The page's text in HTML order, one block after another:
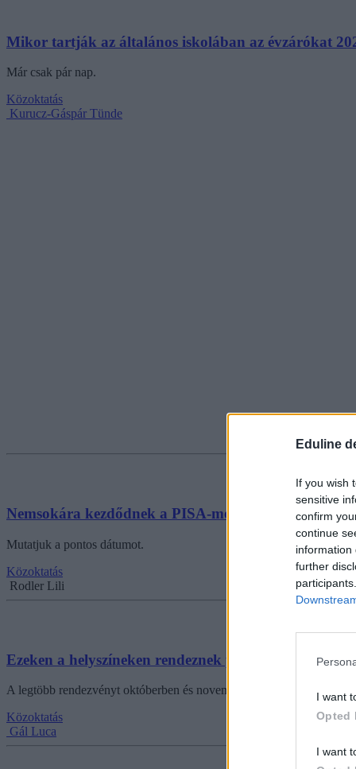
Eduline
If you wish
sensitive
confirm
continue
information
further
I want
Opted
I want
Mikor tartják az általános iskolában az évzárókat
Már csak pár nap.
Közoktatás
Kurucz-Gáspár Tünde
Nemsokára kezdődnek a PISA-mérések országszerte
Mutatjuk a pontos dátumot.
Közoktatás
Rodler Lili
Ezeken a helyszíneken rendeznek pályaválasztási
A legtöbb rendezvényt októberben és novemberben szervezik.
Közoktatás
Gál Luca